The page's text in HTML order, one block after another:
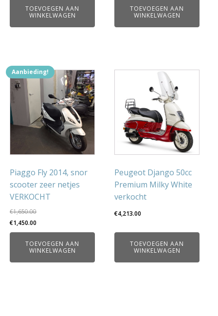
TOEVOEGEN AAN
WINKELWAGEN
was:
is:
TOEVOEGEN AAN
WINKELWAGEN
Aanbieding!
Piaggo Fly 2014, snor
scooter zeer netjes
VERKOCHT
€1,650.00
Oorspronkelijke
prijs
€1,450.00
prijs
is:
TOEVOEGEN AAN
WINKELWAGEN
Peugeot Django 50cc
Premium Milky White
verkocht
€4,213.00
TOEVOEGEN AAN
WINKELWAGEN